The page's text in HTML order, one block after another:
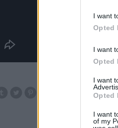
I want
Opted
I want
Opted
I want
Opted
I want
of my